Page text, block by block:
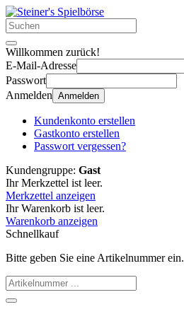
Willkommen zurück!
E-Mail-Adresse
Passwort
Anmelden Anmelden
Kundenkonto erstellen
Gastkonto erstellen
Passwort vergessen?
Kundengruppe: Gast
Ihr Merkzettel ist leer.
Merkzettel anzeigen
Ihr Warenkorb ist leer.
Warenkorb anzeigen
Schnellkauf
Bitte geben Sie eine Artikelnummer ein.